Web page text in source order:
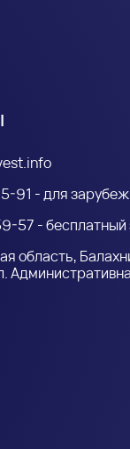
91 - для
57 - бесплатный
область,